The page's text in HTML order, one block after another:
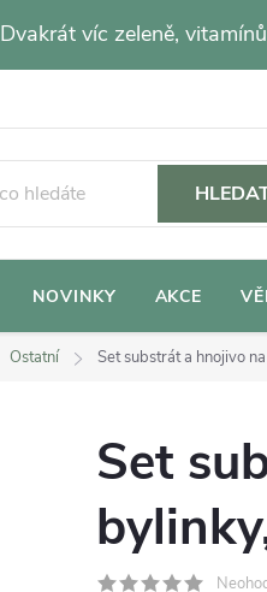
Dvakrát víc zeleně,
NOVINKY AKCE
Ostatní Set substrát a hnojivo
Set